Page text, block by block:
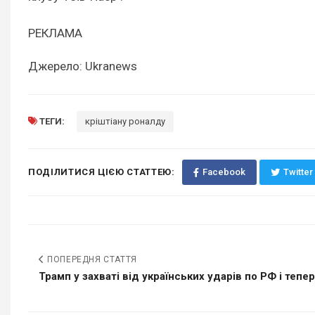
РЕКЛАМА
Джерело: Ukranews
ТЕГИ: кріштіану роналду
ПОДІЛИТИСЯ ЦІЄЮ СТАТТЕЮ: Facebook Twitter
ПОПЕРЕДНЯ СТАТТЯ
Трамп у захваті від українських ударів по РФ і